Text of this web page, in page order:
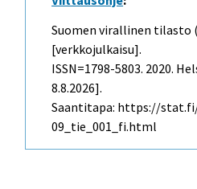
Suomen virallinen tilasto
[verkkojulkaisu].
ISSN=1798-5803. 2020.
8.8.2026].
Saantitapa: https://
09_tie_001_fi.html